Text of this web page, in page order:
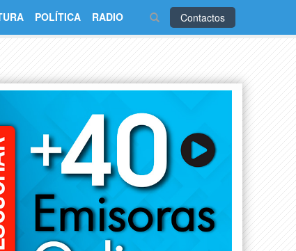
Contactos
POLÍTICA RADIO